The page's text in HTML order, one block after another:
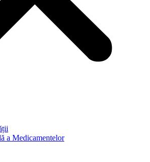
a Medicamentelor